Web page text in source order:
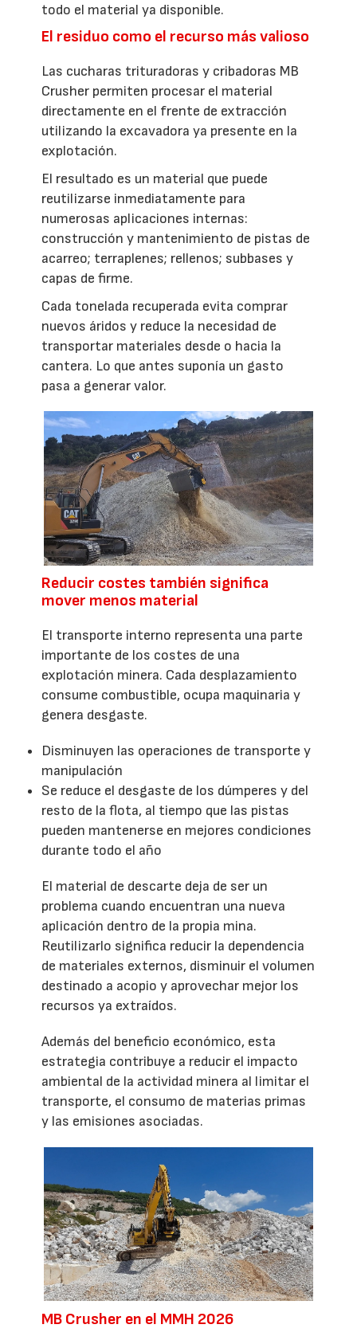
todo el material ya disponible.
El residuo como el recurso más valioso
Las cucharas trituradoras y cribadoras MB
Crusher permiten procesar el material
directamente en el frente de extracción
utilizando la excavadora ya presente en la
explotación.
El resultado es un material que puede
reutilizarse inmediatamente para
numerosas aplicaciones internas:
construcción y mantenimiento de pistas de
acarreo; terraplenes; rellenos; subbases y
capas de firme.
Cada tonelada recuperada evita comprar
nuevos áridos y reduce la necesidad de
transportar materiales desde o hacia la
cantera. Lo que antes suponía un gasto
pasa a generar valor.
Reducir costes también significa
mover menos material
El transporte interno representa una parte
importante de los costes de una
explotación minera. Cada desplazamiento
consume combustible, ocupa maquinaria y
genera desgaste.
Disminuyen las operaciones de transporte y
manipulación
Se reduce el desgaste de los dúmperes y del
resto de la flota, al tiempo que las pistas
pueden mantenerse en mejores condiciones
durante todo el año
El material de descarte deja de ser un
problema cuando encuentran una nueva
aplicación dentro de la propia mina.
Reutilizarlo significa reducir la dependencia
de materiales externos, disminuir el volumen
destinado a acopio y aprovechar mejor los
recursos ya extraídos.
Además del beneficio económico, esta
estrategia contribuye a reducir el impacto
ambiental de la actividad minera al limitar el
transporte, el consumo de materias primas
y las emisiones asociadas.
MB Crusher en el MMH 2026